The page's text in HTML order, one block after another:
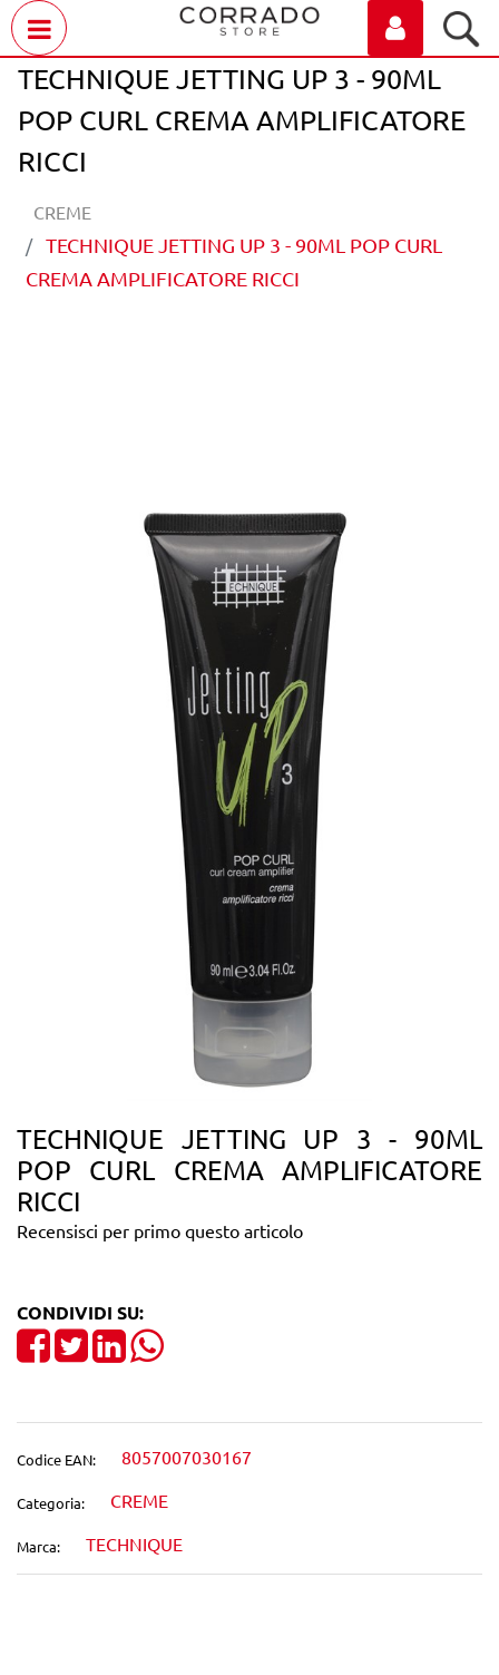
TECHNIQUE JETTING UP 3 - 90ML
POP CURL CREMA AMPLIFICATORE
RICCI
CREME
TECHNIQUE JETTING UP 3 - 90ML POP CURL
CREMA AMPLIFICATORE RICCI
TECHNIQUE JETTING UP 3 - 90ML
POP CURL CREMA AMPLIFICATORE
RICCI
Recensisci per primo questo articolo
CONDIVIDI SU:
Share on Facebook
TweetShare on LinkedIn
Codice EAN: 8057007030167
Categoria: CREME
Marca: TECHNIQUE